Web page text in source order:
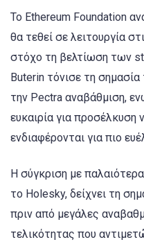
Το Ethereum Foundation
θα τεθεί σε λειτουργία
στόχο τη βελτίωση των
Buterin τόνισε τη
την Pectra αναβάθμιση,
ευκαιρία για
ενδιαφέρονται για πιο
Η σύγκριση με
το Holesky, δείχνει τη
πριν από μεγάλες
τελικότητας που